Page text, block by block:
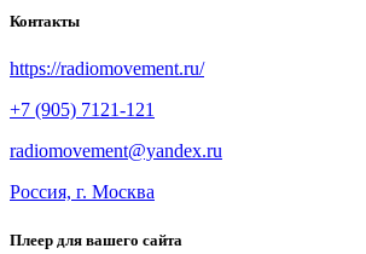
Контакты
https://radiomovement.ru/
+7 (905) 7121-121
radiomovement@yandex.ru
Россия, г. Москва
Плеер для вашего сайта